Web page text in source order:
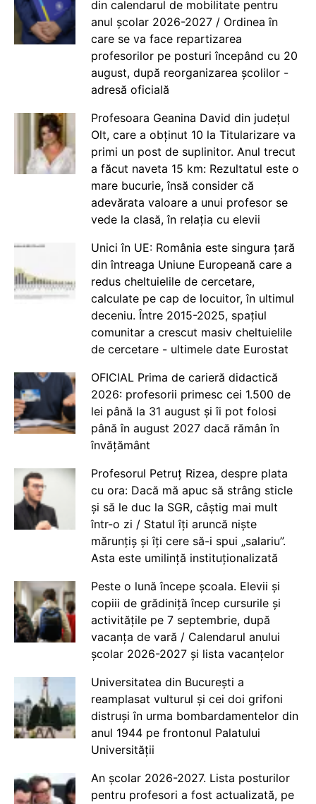
din calendarul de mobilitate pentru
anul școlar 2026-2027 / Ordinea în
care se va face repartizarea
profesorilor pe posturi începând cu 20
august, după reorganizarea școlilor -
adresă oficială
Profesoara Geanina David din județul
Olt, care a obținut 10 la Titularizare va
primi un post de suplinitor. Anul trecut
a făcut naveta 15 km: Rezultatul este o
mare bucurie, însă consider că
adevărata valoare a unui profesor se
vede la clasă, în relația cu elevii
Unici în UE: România este singura țară
din întreaga Uniune Europeană care a
redus cheltuielile de cercetare,
calculate pe cap de locuitor, în ultimul
deceniu. Între 2015-2025, spațiul
comunitar a crescut masiv cheltuielile
de cercetare - ultimele date Eurostat
OFICIAL Prima de carieră didactică
2026: profesorii primesc cei 1.500 de
lei până la 31 august și îi pot folosi
până în august 2027 dacă rămân în
învățământ
Profesorul Petruț Rizea, despre plata
cu ora: Dacă mă apuc să strâng sticle
și să le duc la SGR, câștig mai mult
într-o zi / Statul îți aruncă niște
mărunțiș și îți cere să-i spui „salariu”.
Asta este umilință instituționalizată
Peste o lună începe școala. Elevii și
copiii de grădiniță încep cursurile și
activitățile pe 7 septembrie, după
vacanța de vară / Calendarul anului
școlar 2026-2027 și lista vacanțelor
Universitatea din București a
reamplasat vulturul și cei doi grifoni
distruși în urma bombardamentelor din
anul 1944 pe frontonul Palatului
Universității
An școlar 2026-2027. Lista posturilor
pentru profesori a fost actualizată, pe